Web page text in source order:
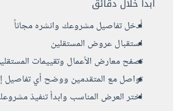
ابدأ خلال دقائق
أدخل تفاصيل مشروعك وانشره مجاناً
استقبال عروض المستقلين
تصفح معارض الأعمال وتقييمات
تواصل مع المتقدمين ووضح أي تفاصيل
اختر العرض المناسب وابدأ تنفيذ